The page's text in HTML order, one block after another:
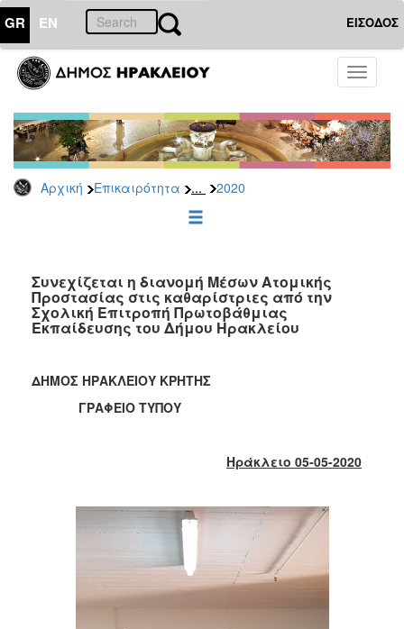
GR EN ΕΙΣΟΔΟΣ
Toggle
Αρχική Επικαιρότητα ... 2020
ΕΠΙΚΑΙΡΟΤΗΤΑ
Τύπου
Αρχείο
2026
2025
2022
2021
2020
2018
2017
2006
Συνεχίζεται η διανομή Μέσων Ατομικής
Προστασίας στις καθαρίστριες από την
Σχολική Επιτροπή Πρωτοβάθμιας
Εκπαίδευσης του Δήμου Ηρακλείου
ΔΗΜΟΣ ΗΡΑΚΛΕΙΟΥ ΚΡΗΤΗΣ
ΓΡΑΦΕΙΟ ΤΥΠΟΥ
Ηράκλειο 05-05-2020